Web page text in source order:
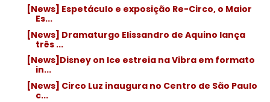
[News] Espetáculo e exposição Re-Circo, o Maior
Es...
[News] Dramaturgo Elissandro de Aquino lança
três ...
[News]Disney on Ice estreia na Vibra em formato
in...
[News] Circo Luz inaugura no Centro de São Paulo
c...